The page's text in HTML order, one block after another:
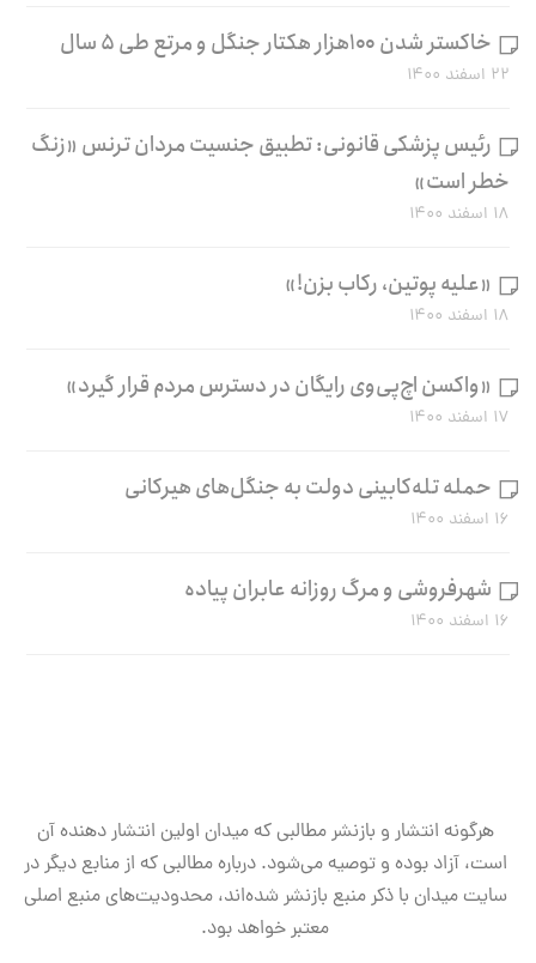
خاکستر شدن ۱۰۰هزار هکتار جنگل و مرتع طی ۵ سال
۲۲ اسفند ۱۴۰۰
رئیس پزشکی قانونی: تطبیق جنسیت مردان ترنس «زنگ
خطر است»
۱۸ اسفند ۱۴۰۰
«علیه پوتین، رکاب بزن!»
۱۸ اسفند ۱۴۰۰
«واکسن اچ‌پی‌وی رایگان در دسترس مردم قرار گیرد»
۱۷ اسفند ۱۴۰۰
حمله تله‌کابینی دولت به جنگل‌های هیرکانی
۱۶ اسفند ۱۴۰۰
شهرفروشی و مرگ روزانه عابران پیاده
۱۶ اسفند ۱۴۰۰
هرگونه انتشار و بازنشر مطالبی که میدان اولین انتشار دهنده آن
است، آزاد بوده و توصیه می‌شود. درباره مطالبی که از منابع دیگر در
سایت میدان با ذکر منبع بازنشر شده‌اند، محدودیت‌های منبع اصلی
معتبر خواهد بود.